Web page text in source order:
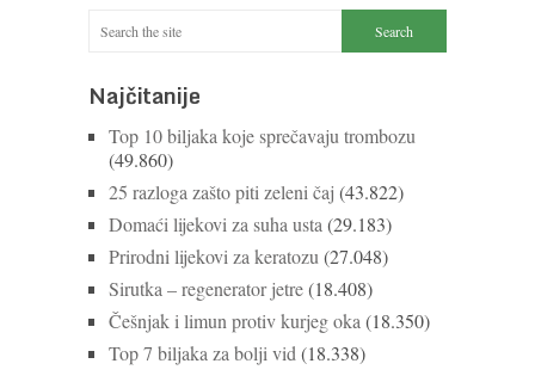
Najčitanije
Top 10 biljaka koje sprečavaju trombozu
(49.860)
25 razloga zašto piti zeleni čaj (43.822)
Domaći lijekovi za suha usta (29.183)
Prirodni lijekovi za keratozu (27.048)
Sirutka – regenerator jetre(18.408)
Češnjak i limun protiv kurjeg oka (18.350)
Top 7 biljaka za bolji vid (18.338)